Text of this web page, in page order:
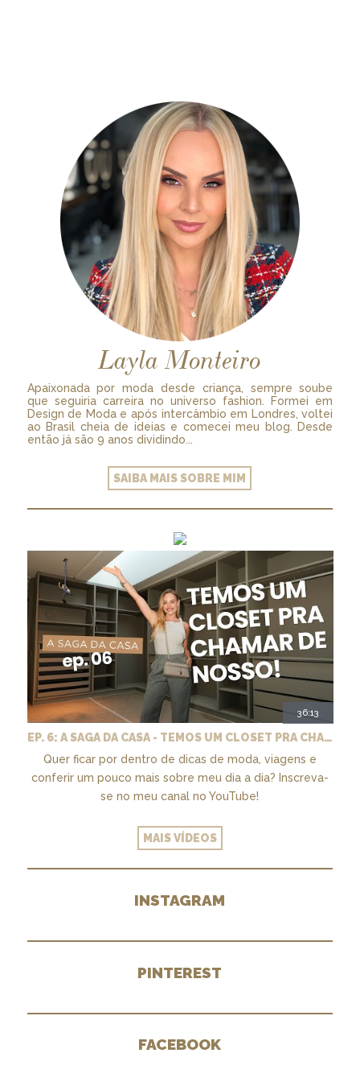
Layla Monteiro
Apaixonada por moda desde criança, sempre soube
que seguiria carreira no universo fashion. Formei em
Design de Moda e após intercâmbio em Londres, voltei
ao Brasil cheia de ideias e comecei meu blog. Desde
então já são 9 anos dividindo...
SAIBA MAIS SOBRE MIM
36:13
EP. 6: A SAGA DA CASA - TEMOS UM CLOSET PRA CHAMAR DE NOSSO + MARCENARIA E PAISAGISMO
Quer ficar por dentro de dicas de moda, viagens e
conferir um pouco mais sobre meu dia a dia? Inscreva-
se no meu canal no YouTube!
MAIS VÍDEOS
INSTAGRAM
PINTEREST
FACEBOOK